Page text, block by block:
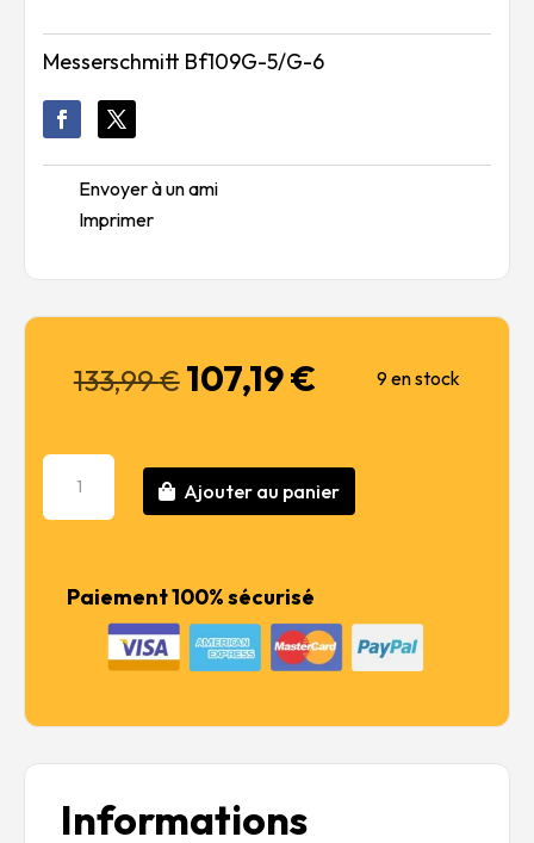
Messerschmitt Bf109G-5/G-6
Envoyer à un ami
Imprimer
133,99€ Le
prix
était :
133,99 €.
107,19€Le
est :
107,19 €.
9 en stock
quantité
Messerschmitt
Ajouter au panier
Paiement 100% sécurisé
Informations